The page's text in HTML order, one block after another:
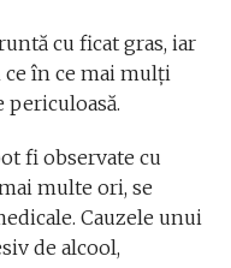
cu ficat gras, iar
ce în ce mai mulți
periculoasă.
fi observate cu
multe ori, se
Cauzele unui
de alcool,